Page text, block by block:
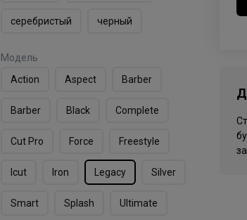
серебристый черный
Модель
Action
Aspect Barber
Barber Black Complete
Cut Pro Force Freestyle
Icut Iron Legacy Silver
Smart Splash Ultimate